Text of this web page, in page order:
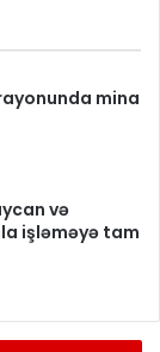
mina
və
işləməyə tam